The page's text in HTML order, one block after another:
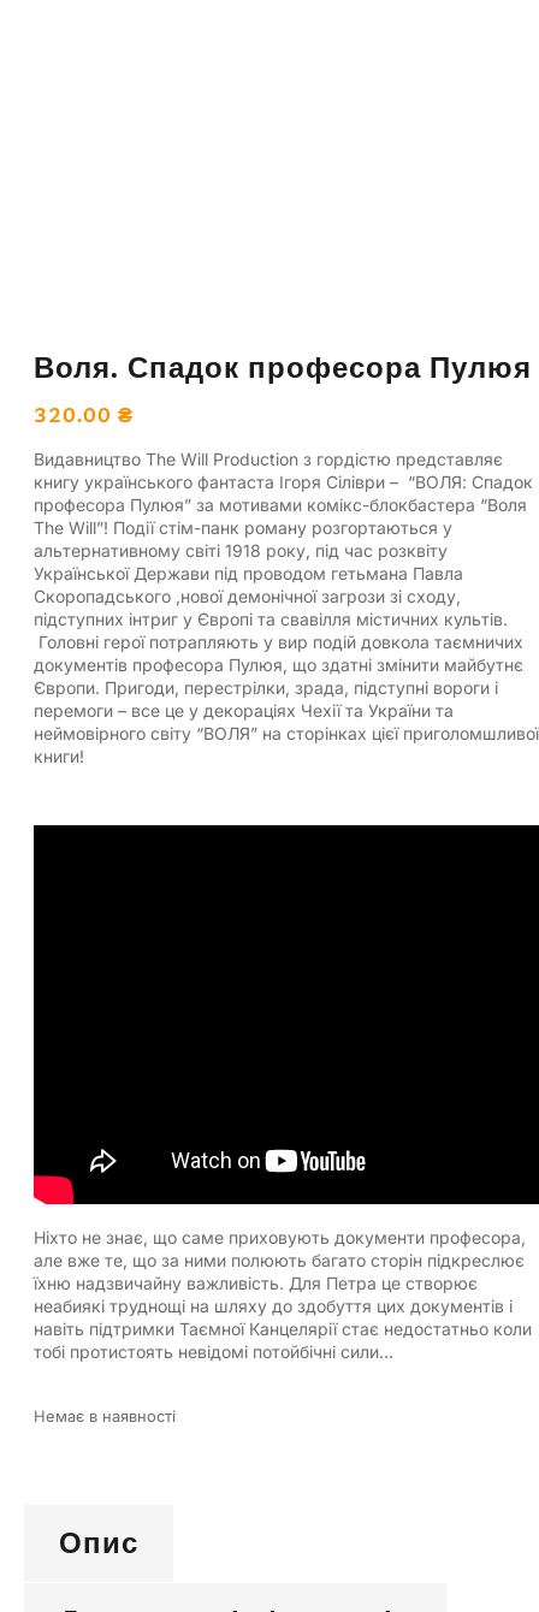
Воля. Спадок професора Пулюя
320.00 ₴
Видавництво The Will Production з гордістю представляє
книгу українського фантаста Ігоря Сіліври – “ВОЛЯ: Спадок
професора Пулюя” за мотивами комікс-блокбастера “Воля
The Will”! Події стім-панк роману розгортаються у
альтернативному світі 1918 року, під час розквіту
Української Держави під проводом гетьмана Павла
Скоропадського ,нової демонічної загрози зі сходу,
підступних інтриг у Європі та свавілля містичних культів.
Головні герої потрапляють у вир подій довкола таємничих
документів професора Пулюя, що здатні змінити майбутнє
Європи. Пригоди, перестрілки, зрада, підступні вороги і
перемоги – все це у декораціях Чехії та України та
неймовірного світу “ВОЛЯ” на сторінках цієї приголомшливої
книги!
Ніхто не знає, що саме приховують документи професора,
але вже те, що за ними полюють багато сторін підкреслює
їхню надзвичайну важливість. Для Петра це створює
неабиякі труднощі на шляху до здобуття цих документів і
навіть підтримки Таємної Канцелярії стає недостатньо коли
тобі протистоять невідомі потойбічні сили…
Немає в наявності
Опис